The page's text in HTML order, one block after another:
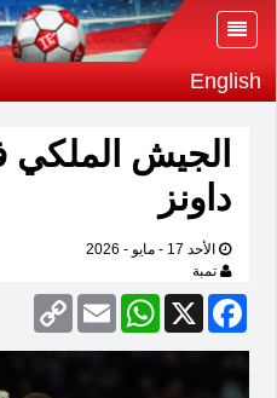
English
الجيش
داونز
الأحد 17 - مايو - 2026
تمبة
Facebook
X
WhatsApp
Email
Copy
Link